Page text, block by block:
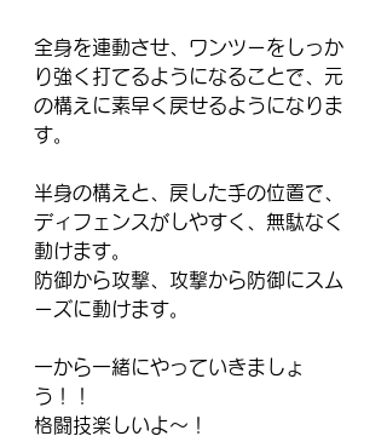
全身を連動させ、ワンツーをしっか
り強く打てるようになることで、元
の構えに素早く戻せるようになりま
す。
半身の構えと、戻した手の位置で、
ディフェンスがしやすく、無駄なく
動けます。
防御から攻撃、攻撃から防御にスム
ーズに動けます。
一から一緒にやっていきましょ
う！！
格闘技楽しいよ〜！